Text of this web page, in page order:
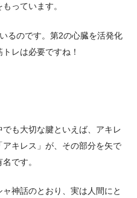
っています。
るのです。第2の心臓を活発化
レは必要ですね！
も大切な腱といえば、アキレ
キレス」が、その部分を矢で
です。
神話のとおり、実は人間にと